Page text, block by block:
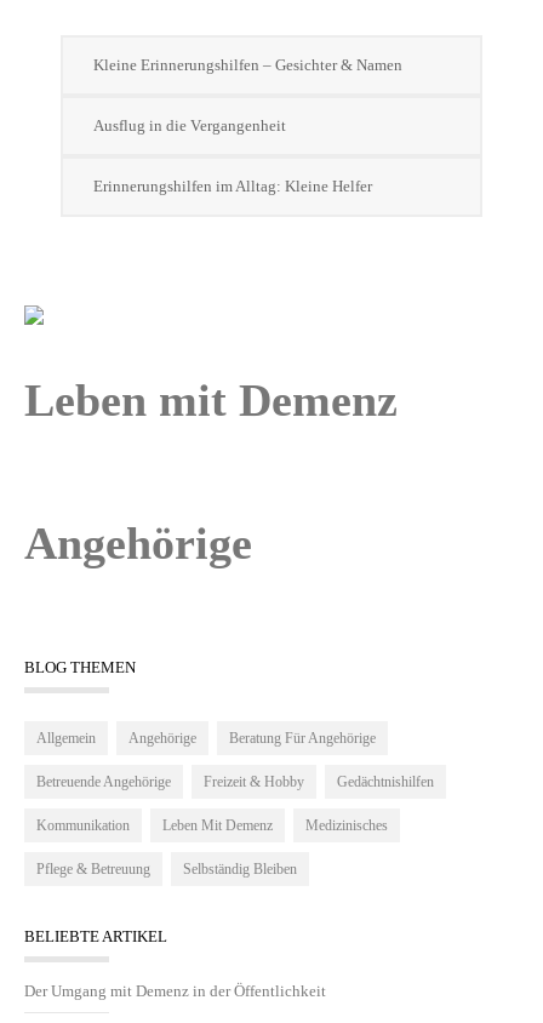
Kleine Erinnerungshilfen – Gesichter & Namen
Ausflug in die Vergangenheit
Erinnerungshilfen im Alltag: Kleine Helfer
Leben mit Demenz
Angehörige
BLOG THEMEN
Allgemein Angehörige Beratung Für Angehörige
Betreuende Angehörige Freizeit & Hobby Gedächtnishilfen
Kommunikation Leben Mit Demenz Medizinisches
Pflege & Betreuung Selbständig Bleiben
BELIEBTE ARTIKEL
Der Umgang mit Demenz in der Öffentlichkeit